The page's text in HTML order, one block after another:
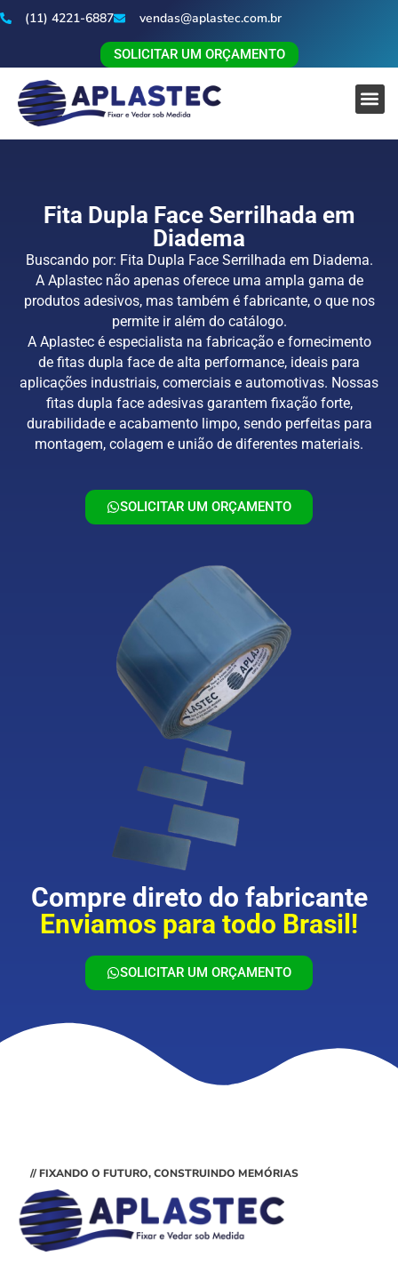
(11) 4221-6887 vendas@aplastec.com.br
SOLICITAR UM ORÇAMENTO
Fita Dupla Face Serrilhada em
Diadema
Buscando por: Fita Dupla Face Serrilhada em Diadema.
A Aplastec não apenas oferece uma ampla gama de
produtos adesivos, mas também é fabricante, o que nos
permite ir além do catálogo.
A Aplastec é especialista na fabricação e fornecimento
de fitas dupla face de alta performance, ideais para
aplicações industriais, comerciais e automotivas. Nossas
fitas dupla face adesivas garantem fixação forte,
durabilidade e acabamento limpo, sendo perfeitas para
montagem, colagem e união de diferentes materiais.
SOLICITAR UM ORÇAMENTO
Compre direto do fabricante
Enviamos para todo Brasil!
SOLICITAR UM ORÇAMENTO
// FIXANDO O FUTURO, CONSTRUINDO MEMÓRIAS